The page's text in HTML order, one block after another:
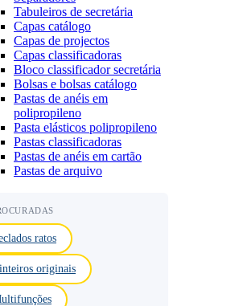
Tabuleiros de secretária
Capas catálogo
Capas de projectos
Capas classificadoras
Bloco classificador secretária
Bolsas e bolsas catálogo
Pastas de anéis em
polipropileno
Pasta elásticos polipropileno
Pastas classificadoras
Pastas de anéis em cartão
Pastas de arquivo
ratos
originais